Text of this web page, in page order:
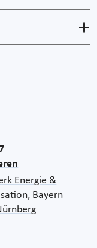
Energie &
Bayern